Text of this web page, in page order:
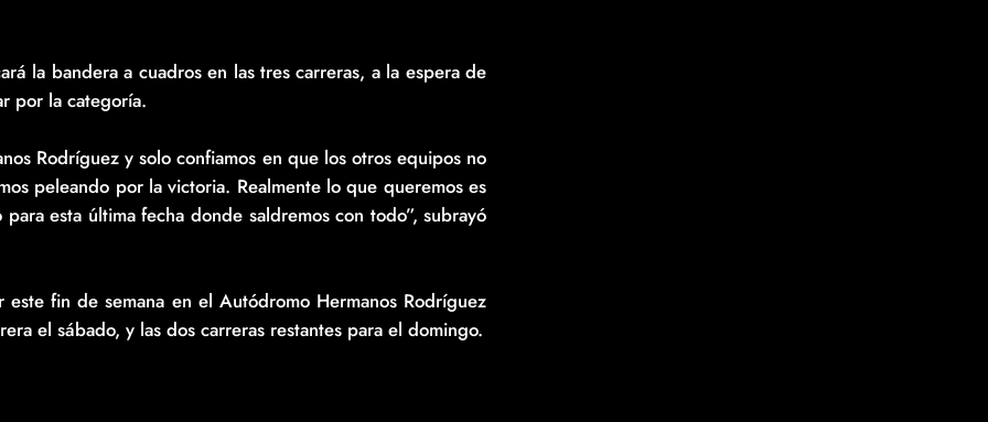
la bandera a cuadros en las tres carreras, a la espera de
por la categoría.
Rodríguez y solo confiamos en que los otros equipos no
peleando por la victoria. Realmente lo que queremos es
esta última fecha donde saldremos con todo”, subrayó
fin de semana en el Autódromo Hermanos Rodríguez
el sábado, y las dos carreras restantes para el domingo.